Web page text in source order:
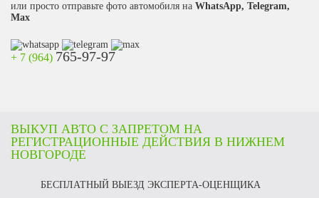
или просто отправьте фото автомобиля на WhatsApp, Telegram,
Max
+ 7 (964) 765-97-97
ВЫКУП АВТО С ЗАПРЕТОМ НА
РЕГИСТРАЦИОННЫЕ ДЕЙСТВИЯ В НИЖНЕМ
НОВГОРОДЕ
БЕСПЛАТНЫЙ ВЫЕЗД ЭКСПЕРТА-ОЦЕНЩИКА